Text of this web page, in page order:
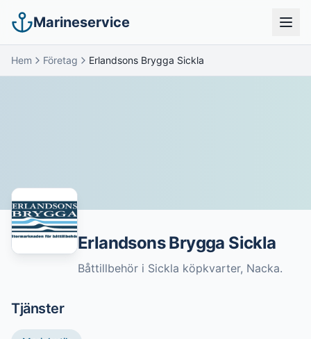
Marineservice
Hem Företag Erlandsons Brygga Sickla
Erlandsons Brygga Sickla
Båttillbehör i Sickla köpkvarter, Nacka.
Tjänster